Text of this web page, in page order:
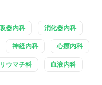
器内科 消化器内科
神経内科 心療内科
リウマチ科 血液内科